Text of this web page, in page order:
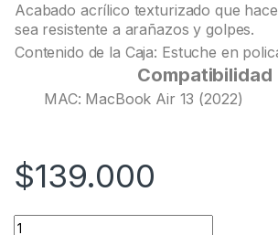
Acabado acrílico texturizado que
sea resistente a arañazos y golpes.
Contenido de la Caja: Estuche en
Compatibilidad
MAC: MacBook Air 13 (2022)
$139.000